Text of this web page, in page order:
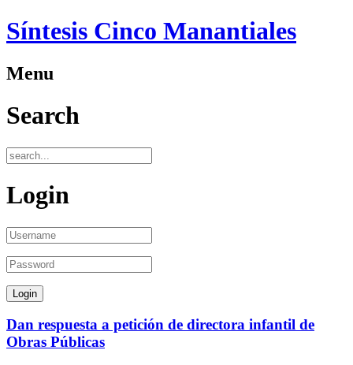
Síntesis Cinco Manantiales
Menu
Search
Login
Dan respuesta a petición de directora infantil de
Obras Públicas